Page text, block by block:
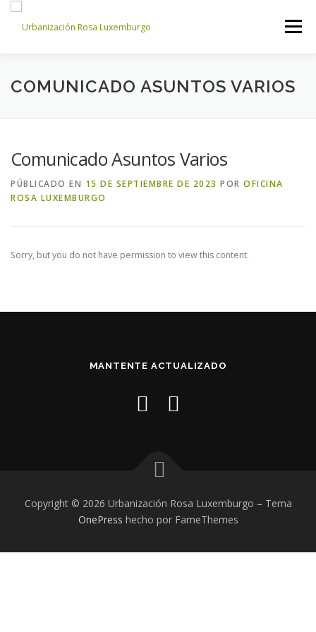
contenido
Menú
INICIO NOSOTROS NOTICIAS CONTACTO
COMUNICADO ASUNTOS VARIOS
Comunicado Asuntos Varios
PÚBLICADO EN 15 DE SEPTIEMBRE DE 2023 POR OFICINA
ROSA LUXEMBURGO
Sorry, but you do not have permission to view this content.
MANTENTE ACTUALIZADO
Copyright © 2026 Urbanización Rosa Luxemburgo – Tema
OnePress hecho por FameThemes